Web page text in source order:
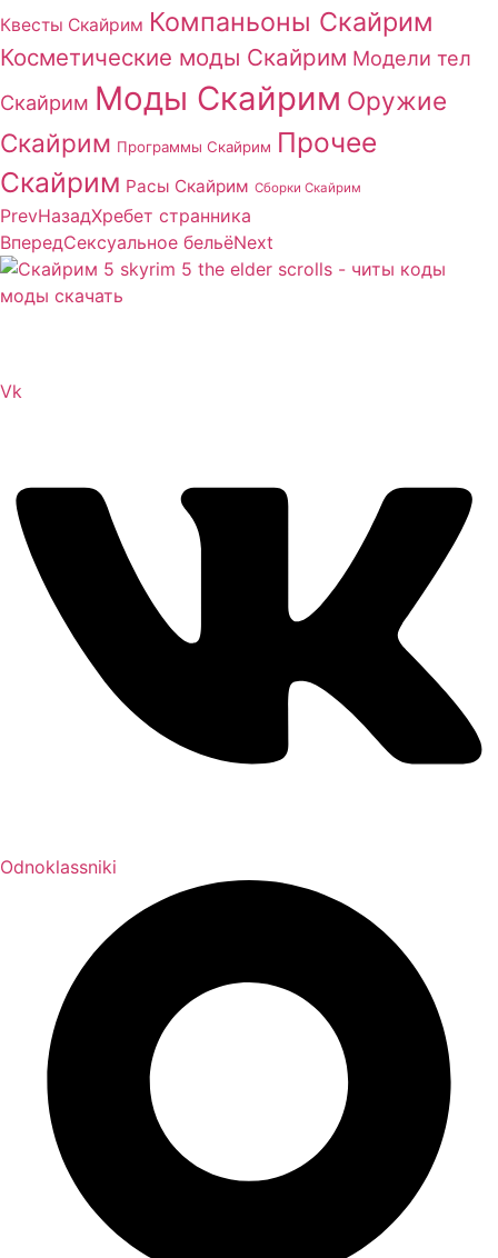
Квесты Скайрим Компаньоны Скайрим
Косметические моды Скайрим Модели тел
Скайрим Моды Скайрим Оружие
Скайрим Программы Скайрим Прочее
Скайрим Расы Скайрим Сборки Скайрим
PrevНазадХребет cтранника
ВпередСексуальное бельёNext
Vk
Odnoklassniki